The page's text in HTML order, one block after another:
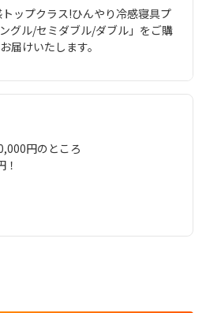
ップクラス!ひんやり冷感寝具プ
グル/セミダブル/ダブル」をご購
届けいたします。
円のところ